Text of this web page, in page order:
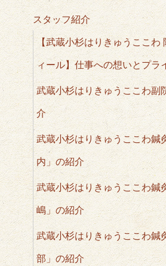
スタッフ紹介
【武蔵小杉はりきゅうここわ
ィール】仕事への想いとプラ
武蔵小杉はりきゅうここわ副
介
武蔵小杉はりきゅうここわ鍼
内」の紹介
武蔵小杉はりきゅうここわ鍼
嶋」の紹介
武蔵小杉はりきゅうここわ鍼
部」の紹介